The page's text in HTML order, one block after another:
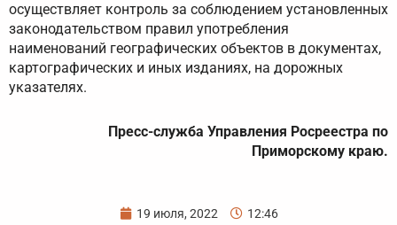
осуществляет контроль за соблюдением установленных
законодательством правил употребления
наименований географических объектов в документах,
картографических и иных изданиях, на дорожных
указателях.
Пресс-служба Управления Росреестра по
Приморскому краю.
19 июля, 2022 12:46